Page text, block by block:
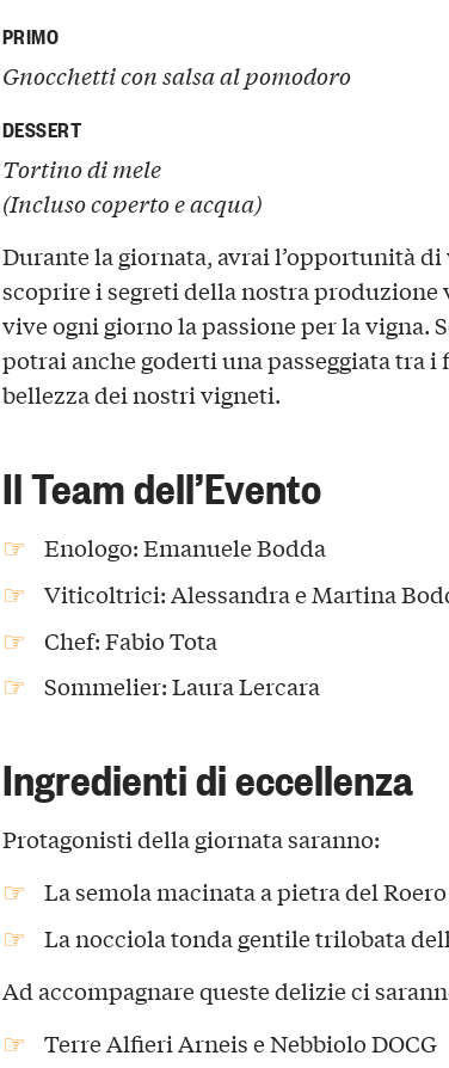
PRIMO
Gnocchetti con salsa al pomodoro
DESSERT
Tortino di mele
(Incluso coperto e acqua)
Durante la giornata, avrai l’opportunità di
scoprire i segreti della nostra
vive ogni giorno la passione per la vigna.
potrai anche goderti una passeggiata tra
bellezza dei nostri vigneti.
Il Team dell’Evento
Enologo: Emanuele Bodda
Viticoltrici: Alessandra e Martina
Chef: Fabio Tota
Sommelier: Laura Lercara
Ingredienti di eccellenza
Protagonisti della giornata saranno:
La semola macinata a pietra del
La nocciola tonda gentile trilobata
Ad accompagnare queste delizie ci
Terre Alfieri Arneis e Nebbiolo DOCG